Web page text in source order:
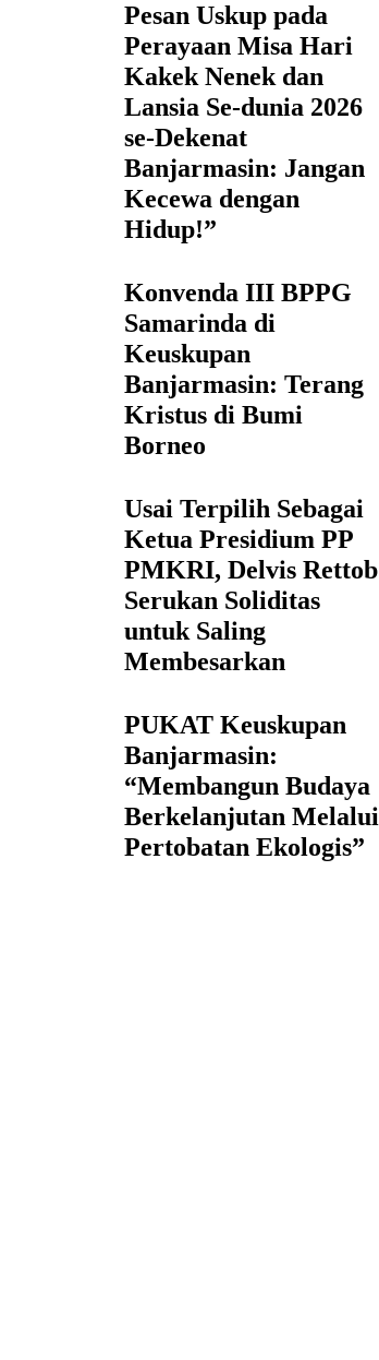
Pesan Uskup pada
Perayaan Misa Hari
Kakek Nenek dan
Lansia Se-dunia 2026
se-Dekenat
Banjarmasin: Jangan
Kecewa dengan
Hidup!”
Konvenda III BPPG
Samarinda di
Keuskupan
Banjarmasin: Terang
Kristus di Bumi
Borneo
Usai Terpilih Sebagai
Ketua Presidium PP
PMKRI, Delvis Rettob
Serukan Soliditas
untuk Saling
Membesarkan
PUKAT Keuskupan
Banjarmasin:
“Membangun Budaya
Berkelanjutan Melalui
Pertobatan Ekologis”